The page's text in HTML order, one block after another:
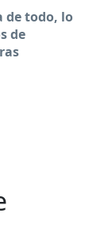
de todo, lo
de